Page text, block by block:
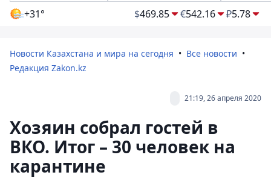
+31° $469.85 €542.16 ₽5.78
Новости Казахстана и мира на сегодня
Все новости
Редакция Zakon.kz
21:19, 26 апреля 2020
Хозяин собрал гостей в
ВКО. Итог – 30 человек на
карантине